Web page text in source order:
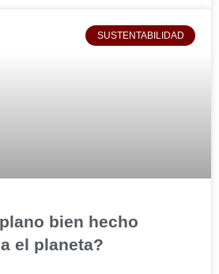
SUSTENTABILIDAD
bien hecho
el planeta?